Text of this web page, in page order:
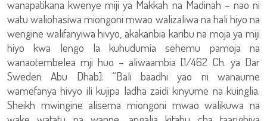
wanapatikana kwenye miji ya Makkah na Madinah – nao ni
watu waliohasiwa miongoni mwao walizaliwa na hali hiyo na
wengine walifanyiwa hivyo, akakaribia karibu na moja ya miji
hiyo kwa lengo la kuhudumia sehemu pamoja na
wanaotembelea mji huo – aliwaambia [1/462 Ch. ya Dar
Sweden Abu Dhab]: “Bali baadhi yao ni wanaume
wamefanya hivyo ili kujipa ladha zaidi kinyume na kuinglia.
Sheikh mwingine alisema miongoni mwao walikuwa na